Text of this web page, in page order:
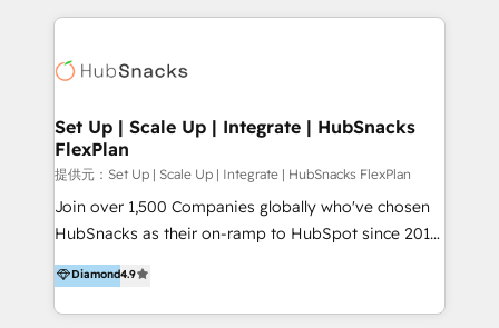
プレート構築（CMS Hub） -顧客ライフサイクルステ
義・構築（Marketing Hub） -営業パイプラインの定
（Salesforce,SanSan,freeeなどとのデータ連携） -テ
スト公開・ブラウザチェック -本番公開、操作レクチャ
ー・マニュアル作成 -運用支援開始 ーーーーーーーーー
ーーーーーーーーーーーーーーーーーーーーー まずは
ハブワンにお気軽にご相談ください。
織構築
eminent solutions & integrations. Trust us to
Elite Partners with 10+ years of HubSpot experience
Premier Partner 2023 🌟5 HubSpot Accreditations 🌟
Won HubSpot Theme Challenge 2021 🌟INBOUND’19
HubSpot Rising Star Why us? Harnessing the full
potential of the powerful HubSpot CRM. ✔️A team of
HubSpot experts backed by over 10+ years of
Hourly-fee (assigned one Dedicated HubSpot
Admin); Monthly-fee (HubSpot Admin + Project
Set Up | Scale Up | Integrate | HubSnacks
FlexPlan
提供元：Set Up | Scale Up | Integrate | HubSnacks FlexPlan
Join over 1,500 Companies globally who've chosen
HubSnacks as their on-ramp to HubSpot since 2014
Simple pay-as-you-go plans that accelerate value...
1️⃣ Set Up | Onboarding New or Check-fixing existing
HubSpot portals 2️⃣ Scale Up | 100% HubSpot Task
Diamond4.9